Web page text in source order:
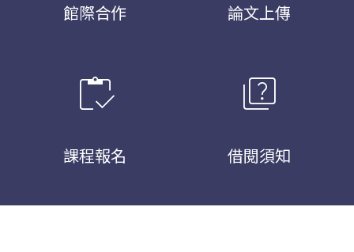
館際合作 論文上傳
inventory
課程報名
quiz
借閱須知